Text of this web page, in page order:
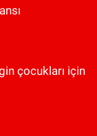
çocukları için